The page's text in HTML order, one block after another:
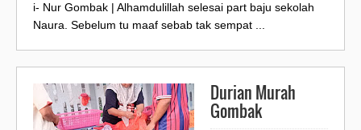
i- Nur Gombak | Alhamdulillah selesai part baju sekolah
Naura. Sebelum tu maaf sebab tak sempat ...
Durian Murah
Gombak